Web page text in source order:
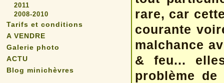
2011
2008-2010
Tarifs et conditions
A VENDRE
Galerie photo
ACTU
Blog minichèvres
rare, car
courante
malchance
& feu...
problème